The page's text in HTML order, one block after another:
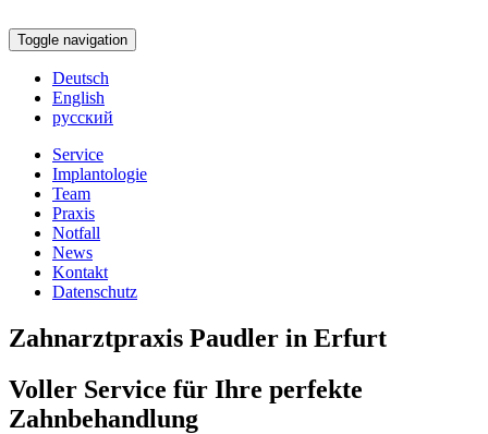
Toggle navigation
Deutsch
English
русский
Service
Implantologie
Team
Praxis
Notfall
News
Kontakt
Datenschutz
Zahnarztpraxis Paudler in Erfurt
Voller Service für Ihre perfekte
Zahnbehandlung